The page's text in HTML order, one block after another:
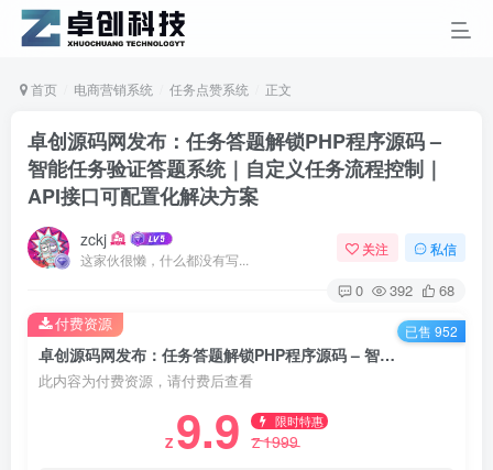
首页 电商营销系统 任务点赞系统 正文
卓创源码网发布：任务答题解锁PHP程序源码 –
智能任务验证答题系统｜自定义任务流程控制｜
API接口可配置化解决方案
zckj
这家伙很懒，什么都没有写...
关注 私信
0 392 68
卓创源码网发布：任务答题解锁PHP程序源码 – 智能任务验证答题系统｜自定义任务流程控制｜API接口可配置化解决方案
此内容为付费资源，请付费后查看
Z 9.9 限时特惠
Z1999
付费资源 已售 952